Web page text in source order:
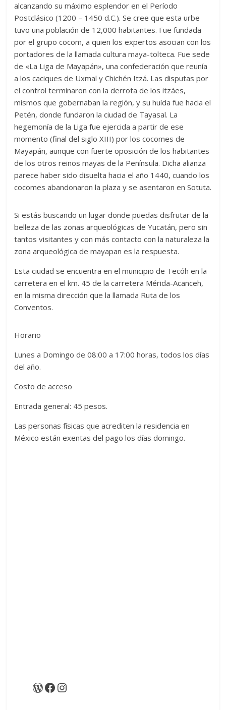
alcanzando su máximo esplendor en el Período
Postclásico (1200 – 1450 d.C.). Se cree que esta urbe
tuvo una población de 12,000 habitantes. Fue fundada
por el grupo cocom, a quien los expertos asocian con los
portadores de la llamada cultura maya-tolteca. Fue sede
de «La Liga de Mayapán», una confederación que reunía
a los caciques de Uxmal y Chichén Itzá. Las disputas por
el control terminaron con la derrota de los itzáes,
mismos que gobernaban la región, y su huída fue hacia el
Petén, donde fundaron la ciudad de Tayasal. La
hegemonía de la Liga fue ejercida a partir de ese
momento (final del siglo XIII) por los cocomes de
Mayapán, aunque con fuerte oposición de los habitantes
de los otros reinos mayas de la Península. Dicha alianza
parece haber sido disuelta hacia el año 1440, cuando los
cocomes abandonaron la plaza y se asentaron en Sotuta.
Si estás buscando un lugar donde puedas disfrutar de la
belleza de las zonas arqueológicas de Yucatán, pero sin
tantos visitantes y con más contacto con la naturaleza la
zona arqueológica de mayapan es la respuesta.
Esta ciudad se encuentra en el municipio de Tecóh en la
carretera en el km. 45 de la carretera Mérida-Acanceh,
en la misma dirección que la llamada Ruta de los
Conventos.
Horario
Lunes a Domingo de 08:00 a 17:00 horas, todos los días
del año.
Costo de acceso
Entrada general: 45 pesos.
Las personas físicas que acrediten la residencia en
México están exentas del pago los días domingo.